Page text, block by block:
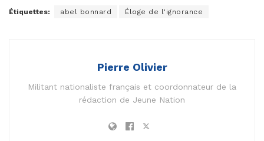
Étiquettes: abel bonnard Éloge de l'ignorance
Pierre Olivier
Militant nationaliste français et coordonnateur de la
rédaction de Jeune Nation